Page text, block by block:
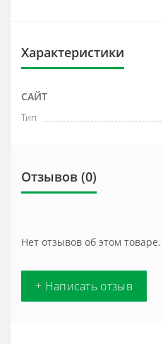
Характеристики
САЙТ
Тип
Отзывов (0)
Нет отзывов об этом товаре.
+ Написать отзыв